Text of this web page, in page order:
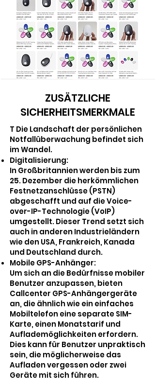
ZUSÄTZLICHE
SICHERHEITSMERKMALE
T Die Landschaft der persönlichen
Notfallüberwachung befindet sich
im Wandel.
Digitalisierung:
In Großbritannien werden bis zum
25. Dezember die herkömmlichen
Festnetzanschlüsse (PSTN)
abgeschafft und auf die Voice-
over-IP-Technologie (VoIP)
umgestellt. Dieser Trend setzt sich
auch in anderen Industrieländern
wie den USA, Frankreich, Kanada
und Deutschland durch.
Mobile GPS-Anhänger:
Um sich an die Bedürfnisse mobiler
Benutzer anzupassen, bieten
Callcenter GPS-Anhängergeräte
an, die ähnlich wie ein einfaches
Mobiltelefon eine separate SIM-
Karte, einen Monatstarif und
Auflademöglichkeiten erfordern.
Dies kann für Benutzer unpraktisch
sein, die möglicherweise das
Aufladen vergessen oder zwei
Geräte mit sich führen.